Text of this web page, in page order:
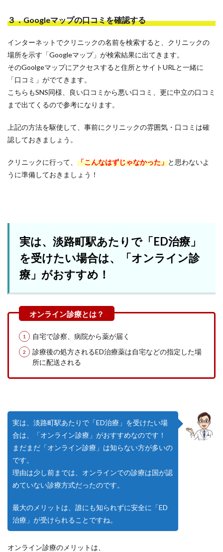
３．Googleマップの口コミを確認する
インターネットでクリニックの名前を検索すると、クリニックの
場所を示す「Googleマップ」が検索結果に出てきます。
そのGoolgeマップにアクセスすると住所とサイトURLと一緒に
「口コミ」がでてきます。
こちらもSNS同様、良い口コミから悪い口コミ、更に中立の口コミ
まで出てくるので参考になります。
上記の方法を駆使して、事前にクリニックの雰囲気・口コミは確
認しておきましょう。
クリニックに行って、 「こんなはずじゃなかった」と思わないよ
うに準備しておきましょう！
実は、淡路町駅あたりで「ED治療」
を受けたい場合は、「オンライン診
療」がおすすめ！
自宅で診察、病院から薬が届く
診療後の処方されるED治療薬は自宅などの指定した場
所に配送される
実は、淡路町駅あたりで「ED治療」を受けたい場
合は、「オンライン診療」がおすすめなのです！
まだまだ「オンライン診療」は知らない方が多いの
です。
理由は少し前までは、オンラインでの診療は国が認
めていない診療方式だったのです。
最大のメリットは、誰にも知られずに安全に「ED
治療」が受けられることですね。
オンライン診療のメリットは、